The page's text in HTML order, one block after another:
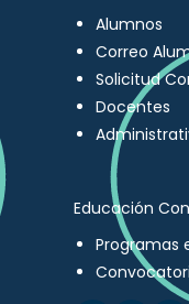
Alumnos
Correo
Solicitud
Docentes
Educación
Programas